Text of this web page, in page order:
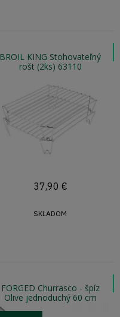
BROIL KING Stohovateľný
rošt (2ks) 63110
37,90 €
SKLADOM
FORGED Churrasco - špíz
Olive jednoduchý 60 cm